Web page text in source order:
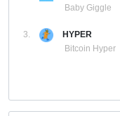
Baby Giggle
3.
HYPER
Bitcoin Hyper